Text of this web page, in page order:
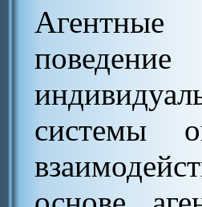
Агентные
системы